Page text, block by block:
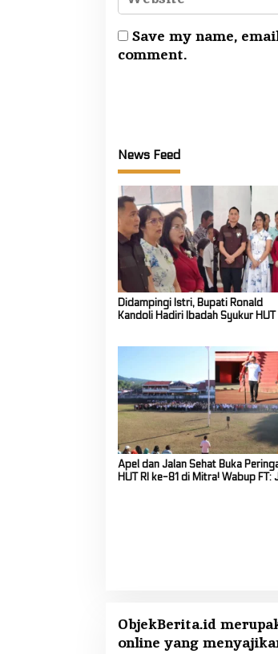
Save my name,
comment.
News Feed
Didampingi Istri, Bupati Ronald
Kandoli Hadiri Ibadah Syukur
Apel dan Jalan Sehat Buka
HUT RI ke-81 di Mitra! Wabup FT:
ObjekBerita.id
online yang